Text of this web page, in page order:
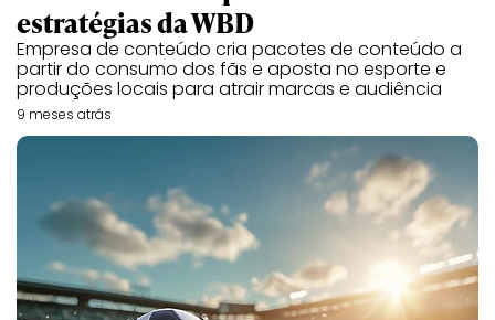
estratégias da WBD
Empresa de conteúdo cria pacotes de conteúdo a
partir do consumo dos fãs e aposta no esporte e
produções locais para atrair marcas e audiência
9 meses atrás